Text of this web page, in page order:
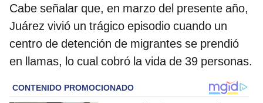
Cabe señalar que, en marzo del presente año,
Juárez vivió un trágico episodio cuando un
centro de detención de migrantes se prendió
en llamas, lo cual cobró la vida de 39 personas.